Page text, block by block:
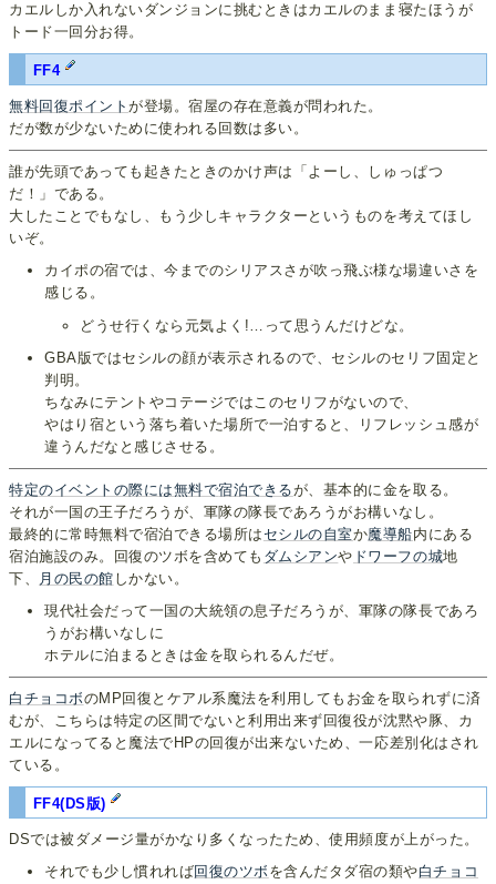
カエルしか入れないダンジョンに挑むときはカエルのまま寝たほうが
トード一回分お得。
FF4
無料回復ポイントが登場。宿屋の存在意義が問われた。
だが数が少ないために使われる回数は多い。
誰が先頭であっても起きたときのかけ声は「よーし、しゅっぱつ
だ！」である。
大したことでもなし、もう少しキャラクターというものを考えてほし
いぞ。
カイポの宿では、今までのシリアスさが吹っ飛ぶ様な場違いさを
感じる。
どうせ行くなら元気よく!…って思うんだけどな。
GBA版ではセシルの顔が表示されるので、セシルのセリフ固定と
判明。
ちなみにテントやコテージではこのセリフがないので、
やはり宿という落ち着いた場所で一泊すると、リフレッシュ感が
違うんだなと感じさせる。
特定のイベントの際には無料で宿泊できるが、基本的に金を取る。
それが一国の王子だろうが、軍隊の隊長であろうがお構いなし。
最終的に常時無料で宿泊できる場所は セシルの自室か魔導船内にある
宿泊施設のみ。回復のツボを含めても ダムシアンや ドワーフの城地
下、
月の民の館 しかない。
現代社会だって一国の大統領の息子だろうが、軍隊の隊長であろ
うがお構いなしに
ホテルに泊まるときは金を取られるんだぜ。
白チョコボのMP回復とケアル系魔法を利用してもお金を取られずに済
むが、こちらは特定の区間でないと利用出来ず回復役が沈黙や豚、カ
エルになってると魔法でHPの回復が出来ないため、一応差別化はされ
ている。
FF4(DS版)
DSでは被ダメージ量がかなり多くなったため、使用頻度が上がった。
それでも少し慣れれば回復のツボを含んだタダ宿の類や白チョコ